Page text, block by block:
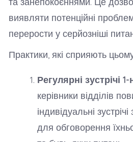
виявляти потенційні
перерости у серйозніші
Практики, які сприяють
Регулярні зустрічі 1-
керівники відділів
індивідуальні
для обговорення